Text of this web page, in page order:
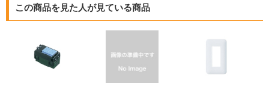
この商品を見た人が見ている商品